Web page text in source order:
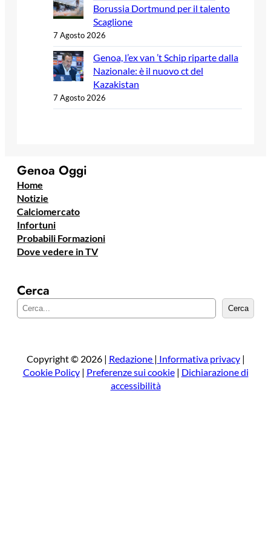
Borussia Dortmund per il talento
Scaglione
7 Agosto 2026
Genoa, l’ex van ’t Schip riparte dalla
Nazionale: è il nuovo ct del
Kazakistan
7 Agosto 2026
Genoa Oggi
Home
Notizie
Calciomercato
Infortuni
Probabili Formazioni
Dove vedere in TV
Cerca
e
a
Cerca
Copyright © 2026 | Redazione | Informativa privacy|
Cookie Policy| Preferenze sui cookie| Dichiarazione di
accessibilità